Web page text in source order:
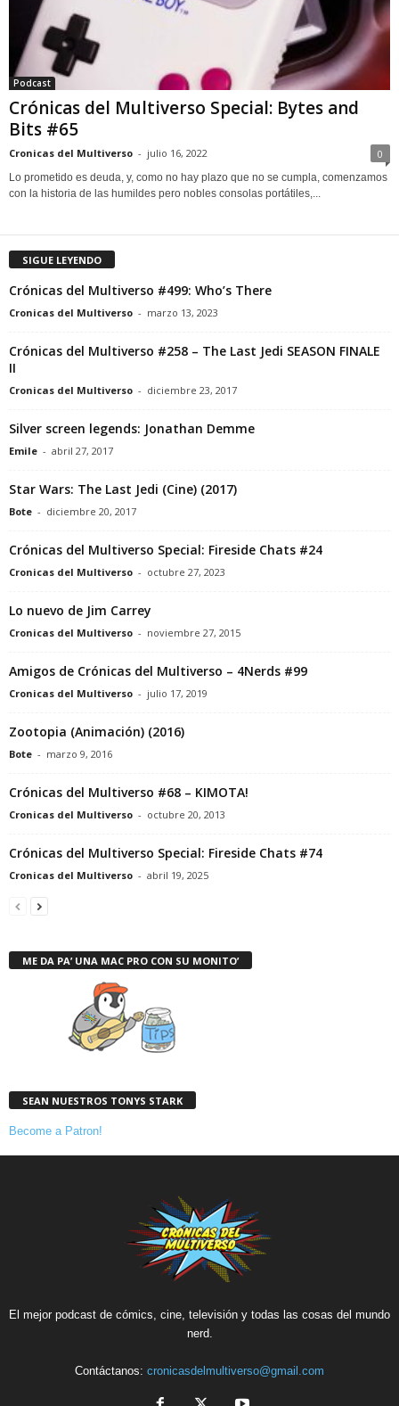
Podcast
Crónicas del Multiverso Special: Bytes and
Bits #65
Cronicas del Multiverso - julio 16, 2022 0
Lo prometido es deuda, y, como no hay plazo que no se cumpla, comenzamos
con la historia de las humildes pero nobles consolas portátiles,...
SIGUE LEYENDO
Crónicas del Multiverso #499: Who’s There
Cronicas del Multiverso - marzo 13, 2023
Crónicas del Multiverso #258 – The Last Jedi SEASON FINALE
II
Cronicas del Multiverso - diciembre 23, 2017
Silver screen legends: Jonathan Demme
Emile - abril 27, 2017
Star Wars: The Last Jedi (Cine) (2017)
Bote - diciembre 20, 2017
Crónicas del Multiverso Special: Fireside Chats #24
Cronicas del Multiverso - octubre 27, 2023
Lo nuevo de Jim Carrey
Cronicas del Multiverso - noviembre 27, 2015
Amigos de Crónicas del Multiverso – 4Nerds #99
Cronicas del Multiverso - julio 17, 2019
Zootopia (Animación) (2016)
Bote - marzo 9, 2016
Crónicas del Multiverso #68 – KIMOTA!
Cronicas del Multiverso - octubre 20, 2013
Crónicas del Multiverso Special: Fireside Chats #74
Cronicas del Multiverso - abril 19, 2025
ME DA PA’ UNA MAC PRO CON SU MONITO’
SEAN NUESTROS TONYS STARK
Become a Patron!
El mejor podcast de cómics, cine, televisión y todas las cosas del mundo
nerd.
Contáctanos: cronicasdelmultiverso@gmail.com